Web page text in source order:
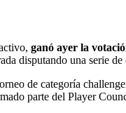
ganó ayer la
disputando una serie
de categoría
parte del Player